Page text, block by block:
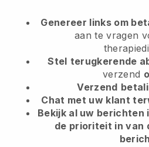
Genereer links om
aan te vragen
Stel terugkerende
verzend
Verzend
Chat met uw klant
Bekijk al uw berichten
de prioriteit in van